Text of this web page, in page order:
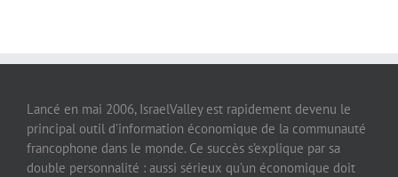
Lancé en mai 2006, IsraelValley est rapidement devenu le
principal outil d’information économique de la communauté
francophone dans le monde. Ce succès s’explique par sa
double personnalité : aussi sérieux qu’un économique doit